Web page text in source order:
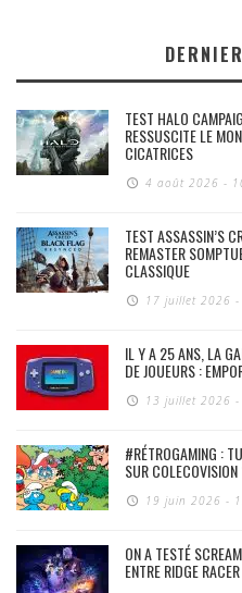
TEST HALO
RESSUSCITE LE
CICATRICES
4 août 2026 -
TEST ASSASSIN’S
REMASTER
CLASSIQUE
17 juillet 2026
IL Y A 25 ANS, LA
DE JOUEURS :
13 juillet 2026
#RÉTROGAMING :
SUR
19 juin 2026 -
ON A TESTÉ
ENTRE RIDGE